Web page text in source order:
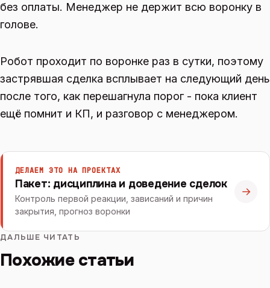
без оплаты. Менеджер не держит всю воронку в
голове.
Робот проходит по воронке раз в сутки, поэтому
застрявшая сделка всплывает на следующий день
после того, как перешагнула порог - пока клиент
ещё помнит и КП, и разговор с менеджером.
ДЕЛАЕМ ЭТО НА ПРОЕКТАХ
Пакет: дисциплина и доведение сделок
Контроль первой реакции, зависаний и причин
закрытия, прогноз воронки
→
ДАЛЬШЕ ЧИТАТЬ
Похожие статьи